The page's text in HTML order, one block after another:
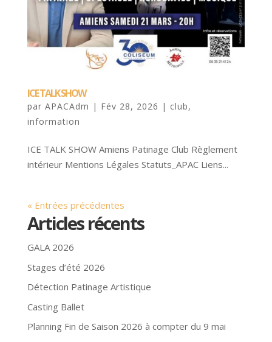
ICE TALK SHOW
par APACAdm | Fév 28, 2026 | club,
information
ICE TALK SHOW Amiens Patinage Club Règlement
intérieur Mentions Légales Statuts_APAC Liens...
« Entrées précédentes
Articles récents
GALA 2026
Stages d’été 2026
Détection Patinage Artistique
Casting Ballet
Planning Fin de Saison 2026 à compter du 9 mai